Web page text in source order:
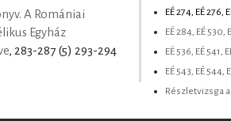
A Romániai
Egyház
, 283-287 (5) 293-294
EÉ 274, EÉ 276,
EÉ 284, EÉ 530,
EÉ 536, EÉ 541,
EÉ 543, EÉ 544,
Részletvizsga